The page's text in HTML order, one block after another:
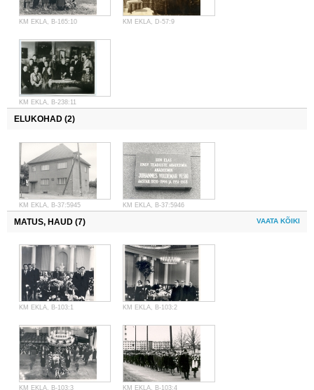
KM EKLA, B-165:10 KM EKLA, D-57:9
KM EKLA, B-238:11
ELUKOHAD (2)
KM EKLA, B-37:5945 KM EKLA, B-37:5946
MATUS, HAUD (7) VAATA KÕIKI
KM EKLA, B-103:1 KM EKLA, B-103:2
KM EKLA, B-103:3 KM EKLA, B-103:4